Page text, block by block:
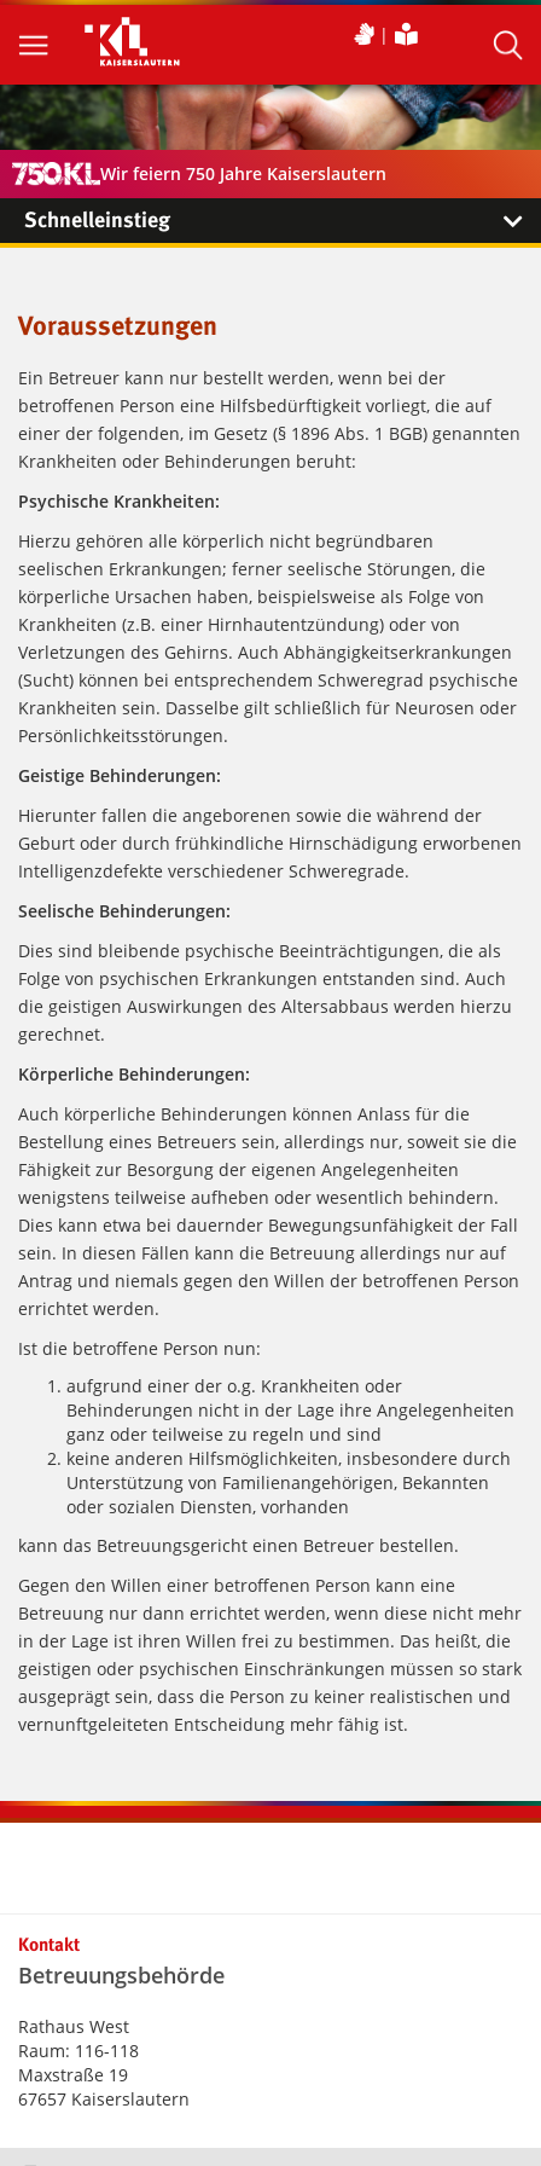
Wir feiern 750 Jahre Kaiserslautern
Schnelleinstieg
Voraussetzungen
Ein Betreuer kann nur bestellt werden, wenn bei der
betroffenen Person eine Hilfsbedürftigkeit vorliegt, die auf
einer der folgenden, im Gesetz (§ 1896 Abs. 1 BGB) genannten
Krankheiten oder Behinderungen beruht:
Psychische Krankheiten:
Hierzu gehören alle körperlich nicht begründbaren
seelischen Erkrankungen; ferner seelische Störungen, die
körperliche Ursachen haben, beispielsweise als Folge von
Krankheiten (z.B. einer Hirnhautentzündung) oder von
Verletzungen des Gehirns. Auch Abhängigkeitserkrankungen
(Sucht) können bei entsprechendem Schweregrad psychische
Krankheiten sein. Dasselbe gilt schließlich für Neurosen oder
Persönlichkeitsstörungen.
Geistige Behinderungen:
Hierunter fallen die angeborenen sowie die während der
Geburt oder durch frühkindliche Hirnschädigung erworbenen
Intelligenzdefekte verschiedener Schweregrade.
Seelische Behinderungen:
Dies sind bleibende psychische Beeinträchtigungen, die als
Folge von psychischen Erkrankungen entstanden sind. Auch
die geistigen Auswirkungen des Altersabbaus werden hierzu
gerechnet.
Körperliche Behinderungen:
Auch körperliche Behinderungen können Anlass für die
Bestellung eines Betreuers sein, allerdings nur, soweit sie die
Fähigkeit zur Besorgung der eigenen Angelegenheiten
wenigstens teilweise aufheben oder wesentlich behindern.
Dies kann etwa bei dauernder Bewegungsunfähigkeit der Fall
sein. In diesen Fällen kann die Betreuung allerdings nur auf
Antrag und niemals gegen den Willen der betroffenen Person
errichtet werden.
Ist die betroffene Person nun:
aufgrund einer der o.g. Krankheiten oder
Behinderungen nicht in der Lage ihre Angelegenheiten
ganz oder teilweise zu regeln und sind
keine anderen Hilfsmöglichkeiten, insbesondere durch
Unterstützung von Familienangehörigen, Bekannten
oder sozialen Diensten, vorhanden
kann das Betreuungsgericht einen Betreuer bestellen.
Gegen den Willen einer betroffenen Person kann eine
Betreuung nur dann errichtet werden, wenn diese nicht mehr
in der Lage ist ihren Willen frei zu bestimmen. Das heißt, die
geistigen oder psychischen Einschränkungen müssen so stark
ausgeprägt sein, dass die Person zu keiner realistischen und
vernunftgeleiteten Entscheidung mehr fähig ist.
Kontaktinformationen und Weiterführendes
Kontakt
Betreuungsbehörde
Rathaus West
Raum: 116-118
Maxstraße 19
67657 Kaiserslautern